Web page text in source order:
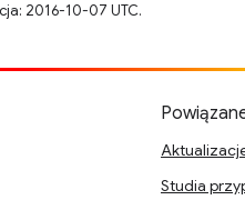
2016-10-07 UTC.
Studia